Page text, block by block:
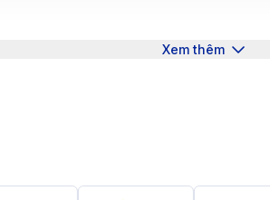
Air hấp dẫn hành khách với
4 giờ 50 phút Eco,
Xem thêm